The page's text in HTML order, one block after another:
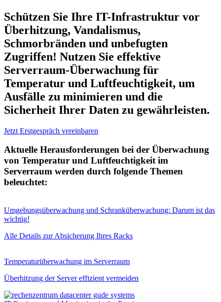
Schützen Sie Ihre IT-Infrastruktur vor
Überhitzung, Vandalismus,
Schmorbränden und unbefugten
Zugriffen! Nutzen Sie effektive
Serverraum-Überwachung für
Temperatur und Luftfeuchtigkeit, um
Ausfälle zu minimieren und die
Sicherheit Ihrer Daten zu gewährleisten.
Jetzt Erstgespräch vereinbaren
Aktuelle Herausforderungen bei der Überwachung
von Temperatur und Luftfeuchtigkeit im
Serverraum werden durch folgende Themen
beleuchtet:
Umgebungsüberwachung und Schranküberwachung: Darum ist das
wichtig!
Alle Details zur Absicherung Ihres Racks
Temperaturüberwachung im Serverraum
Überhitzung der Server effizient vermeiden